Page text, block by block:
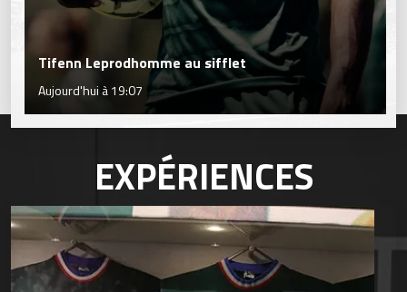
Tifenn Leprodhomme au sifflet
Aujourd'hui à 19:07
EXPÉRIENCES